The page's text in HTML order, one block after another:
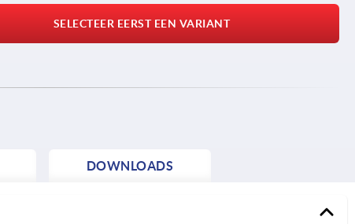
SELECTEER EERST EEN VARIANT
DOWNLOADS